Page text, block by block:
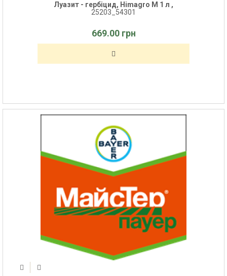
Луазит - гербіцид, Himagro M 1 л ,
25203_54301
669.00 грн